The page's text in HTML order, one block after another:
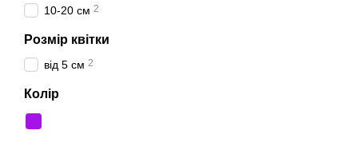
10-20 см 2
Розмiр квiтки
вiд 5 см 2
Колір